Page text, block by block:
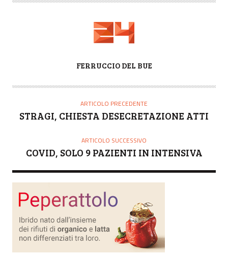
T
FERRUCCIO DEL BUE
ARTICOLO PRECEDENTE
STRAGI, CHIESTA DESECRETAZIONE ATTI
ARTICOLO SUCCESSIVO
COVID, SOLO 9 PAZIENTI IN INTENSIVA